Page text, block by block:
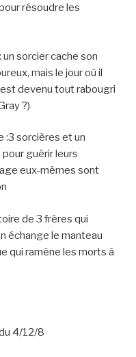
résoudre les
un sorcier cache son
mais le jour où il
devenu tout rabougri
?)
:3 sorcières et un
guérir leurs
eux-mêmes sont
de 3 frères qui
échange le manteau
qui ramène les morts à
4/12/8